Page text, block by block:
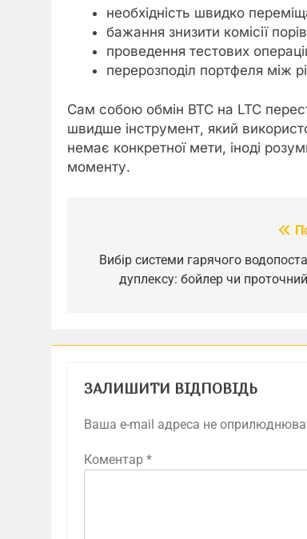
необхідність швидко
бажання знизити комісії
проведення тестових
перерозподіл портфеля між
Сам собою обмін BTC на LTC
швидше інструмент, який
немає конкретної мети, іноді
моменту.
записів
Вибір системи гарячого
дуплексу: бойлер чи
ЗАЛИШИТИ ВІДПОВІДЬ
Ваша e-mail адреса не
Коментар *